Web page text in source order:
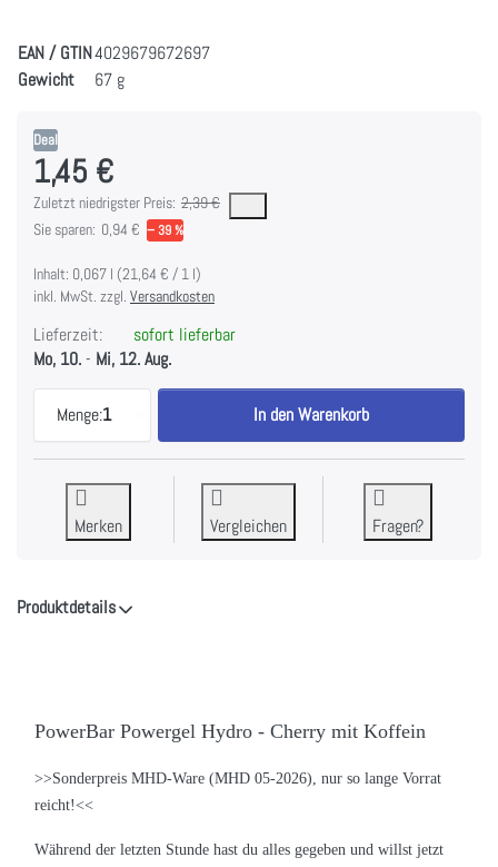
EAN / GTIN4029679672697
Gewicht
67 g
Deal
1,45 €
Zuletzt niedrigster Preis: 2,39 €
Es handelt sich um den niedrigsten Preis des Produktes in den letzten 30 Tagen
Sie sparen: 0,94 € − 39 %
Inhalt: 0,067 l (21,64 € / 1 l)
inkl. MwSt. zzgl. Versandkosten
Lieferzeit:
sofort lieferbar
Mo, 10.- Mi, 12. Aug.
Menge:1
PowerBar Powergel Hydro - Cherry mit Koffein
In den Warenkorb
Merken Vergleichen Fragen?
Produktdetails
PowerBar Powergel Hydro - Cherry mit Koffein
>>Sonderpreis MHD-Ware (MHD 05-2026), nur so lange Vorrat
reicht!<<
Während der letzten Stunde hast du alles gegeben und willst jetzt